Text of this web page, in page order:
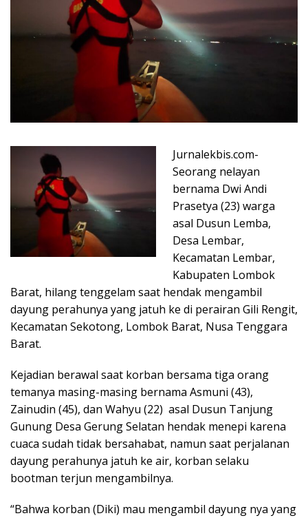
Jurnalekbis.com-
Seorang nelayan
bernama Dwi Andi
Prasetya (23) warga
asal Dusun Lemba,
Desa Lembar,
Kecamatan Lembar,
Kabupaten Lombok
Barat, hilang tenggelam saat hendak mengambil
dayung perahunya yang jatuh ke di perairan Gili Rengit,
Kecamatan Sekotong, Lombok Barat, Nusa Tenggara
Barat.
Kejadian berawal saat korban bersama tiga orang
temanya masing-masing bernama Asmuni (43),
Zainudin (45), dan Wahyu (22) asal Dusun Tanjung
Gunung Desa Gerung Selatan hendak menepi karena
cuaca sudah tidak bersahabat, namun saat perjalanan
dayung perahunya jatuh ke air, korban selaku
bootman terjun mengambilnya.
“Bahwa korban (Diki) mau mengambil dayung nya yang